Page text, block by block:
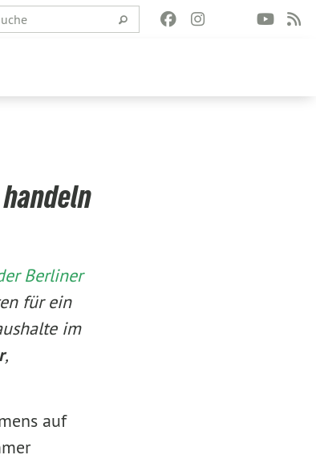
Berliner
für ein
im
,
auf